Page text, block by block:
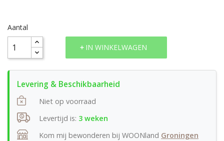
Aantal
IN WINKELWAGEN
Niet op voorraad
Levertijd is: 3 weken
Kom mij bewonderen bij WOONland Groningen